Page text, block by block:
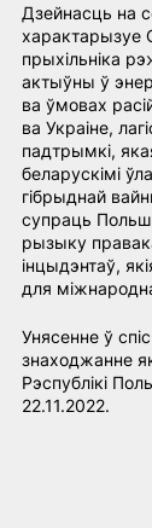
Дзейнасць на
характарызуе
прыхільніка
актыўны ў
ва ўмовах
ва Украіне,
падтрымкі,
беларускімі
гібрыднай
супраць
рызыку
інцыдэнтаў,
для
Унясенне ў
знаходжанне
Рэспублікі
22.11.2022.